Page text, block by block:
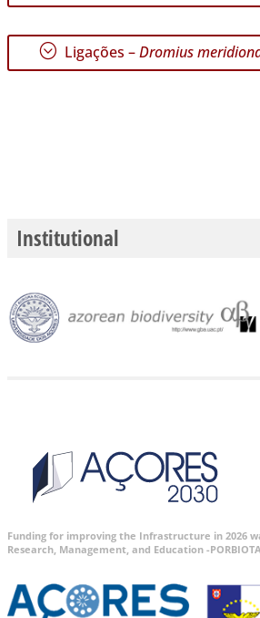
; Ligações –Dromius
Institutional
Funding for improving the Infrastructure in 2026
Research, Management, and Education -